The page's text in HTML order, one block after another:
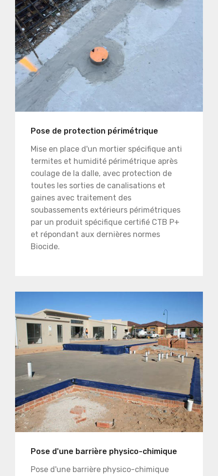
Pose de protection périmétrique
Mise en place d'un mortier spécifique anti
termites et humidité périmétrique après
coulage de la dalle, avec protection de
toutes les sorties de canalisations et
gaines avec traitement des
soubassements extérieurs périmétriques
par un produit spécifique certifié CTB P+
et répondant aux dernières normes
Biocide.
Pose d'une barrière physico-chimique
Pose d'une barrière physico-chimique